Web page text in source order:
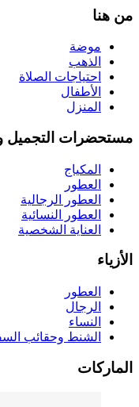
من هنا
موضة
الذهب
احتياجات الصلاة
الأطفال
المنزل
مستحضرات التجميل
المكياج
العطور
العطور الرجالية
العطور النسائية
العناية الشخصية
الأزياء
العطور
الرجال
النساء
الشنط وحقائب
الماركات